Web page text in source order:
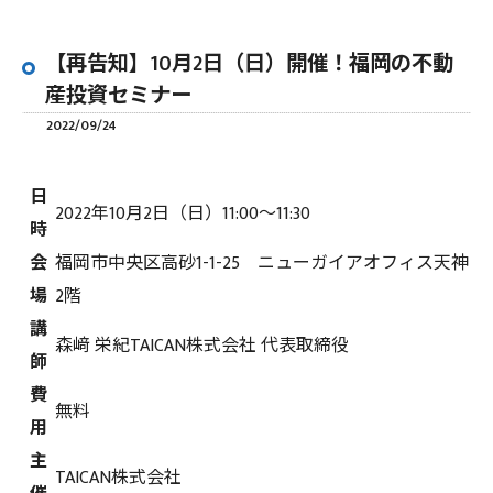
【再告知】10月2日（日）開催！福岡の不動
産投資セミナー
2022/09/24
日
時
2022年10月2日（日）11:00～11:30
会
場
福岡市中央区高砂1-1-25 ニューガイアオフィス天神
2階
講
師
森﨑 栄紀TAICAN株式会社 代表取締役
費
用
無料
主
TAICAN株式会社